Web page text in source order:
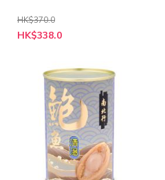
HK$370.0
特
殊
HK$338.0